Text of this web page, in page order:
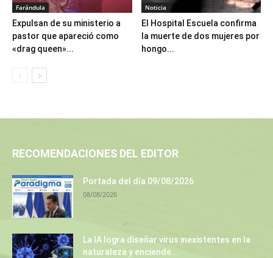
Farándula
Expulsan de su ministerio a
pastor que apareció como
«drag queen»...
Noticia
El Hospital Escuela confirma
la muerte de dos mujeres por
hongo...
RECOMENDACIONES DEL EDITOR
Portada del día 09/08/2026
08/08/2026
La IA logra diseñar virus inexistentes en la
naturaleza y enciende...